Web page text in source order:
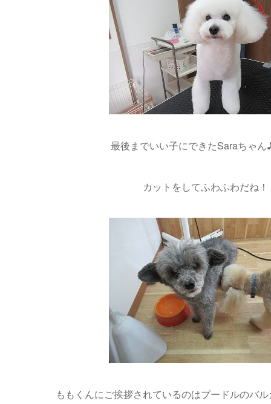
最後までいい子にできたSaraちゃん
カットをしてふわふわだね！
ももくんにご挨拶されているのはプードルのバ